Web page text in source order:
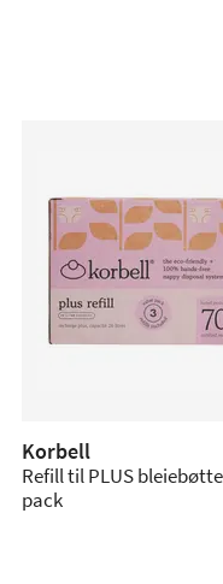
Korbell
Refill til PLUS bleiebøtte
pack